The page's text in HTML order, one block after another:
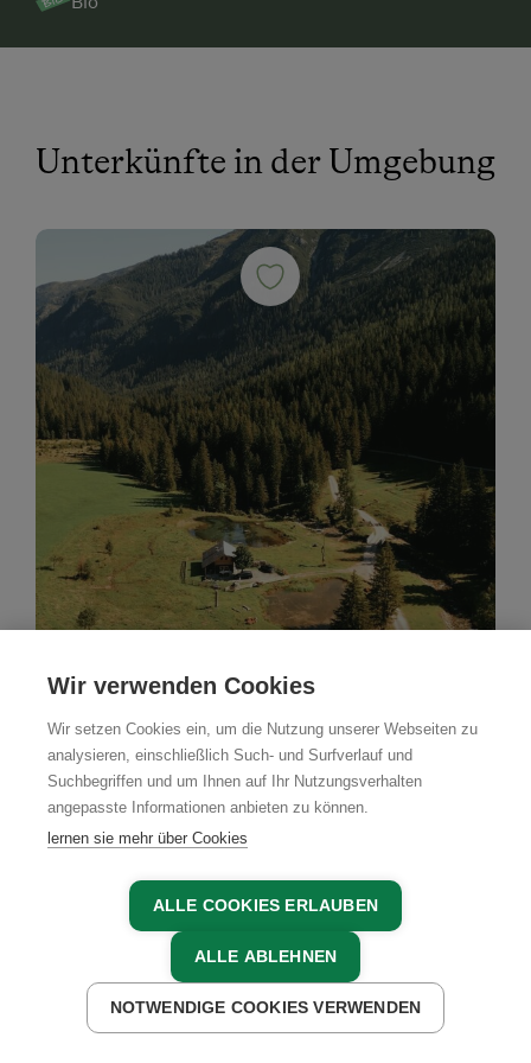
Unterkünfte in der Umgebung
Almhütte
Angerstadl
Forstau, Salzburger Sportwelt, Salzburger Land
JETZT BUCHEN
JETZT ANFRAGEN
Wir verwenden Cookies
Wir setzen Cookies ein, um die Nutzung unserer Webseiten zu
analysieren, einschließlich Such- und Surfverlauf und
Suchbegriffen und um Ihnen auf Ihr Nutzungsverhalten
angepasste Informationen anbieten zu können.
lernen sie mehr über Cookies
ALLE COOKIES ERLAUBEN
ALLE ABLEHNEN
NOTWENDIGE COOKIES VERWENDEN